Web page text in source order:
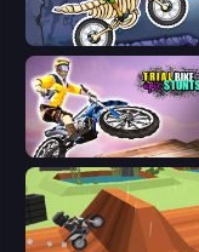
Moto X3M 6: Spooky Land
Trial Bike Epic Stunts